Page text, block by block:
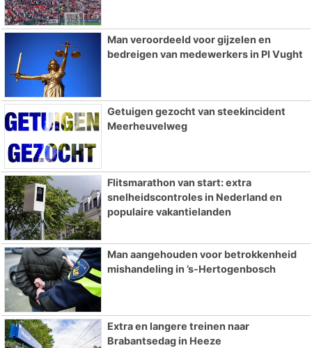
Man veroordeeld voor gijzelen en
bedreigen van medewerkers in PI Vught
Getuigen gezocht van steekincident
Meerheuvelweg
Flitsmarathon van start: extra
snelheidscontroles in Nederland en
populaire vakantielanden
Man aangehouden voor betrokkenheid
mishandeling in ’s-Hertogenbosch
Extra en langere treinen naar
Brabantsedag in Heeze